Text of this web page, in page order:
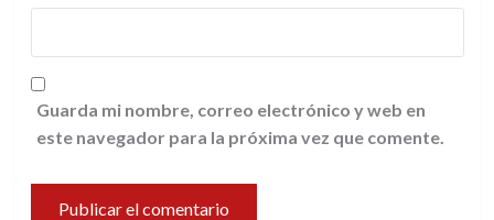
Guarda mi nombre, correo electrónico y web en
este navegador para la próxima vez que comente.